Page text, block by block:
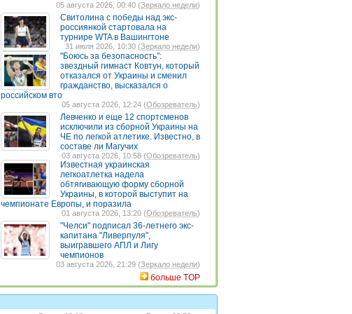
05 августа 2026, 00:40 (Зеркало недели)
Свитолина с победы над экс-
россиянкой стартовала на
турнире WTA в Вашингтоне
31 июля 2026, 10:30 (Зеркало недели)
"Боюсь за безопасность":
звездный гимнаст Ковтун, который
отказался от Украины и сменил
гражданство, высказался о
российском вто
05 августа 2026, 12:24 (Обозреватель)
Левченко и еще 12 спортсменов
исключили из сборной Украины на
ЧЕ по легкой атлетике. Известно, в
составе ли Магучих
03 августа 2026, 10:58 (Обозреватель)
Известная украинская
легкоатлетка надела
обтягивающую форму сборной
Украины, в которой выступит на
чемпионате Европы, и поразила
01 августа 2026, 13:20 (Обозреватель)
"Челси" подписал 36-летнего экс-
капитана "Ливерпуля",
выигравшего АПЛ и Лигу
чемпионов
03 августа 2026, 21:29 (Зеркало недели)
больше TOP